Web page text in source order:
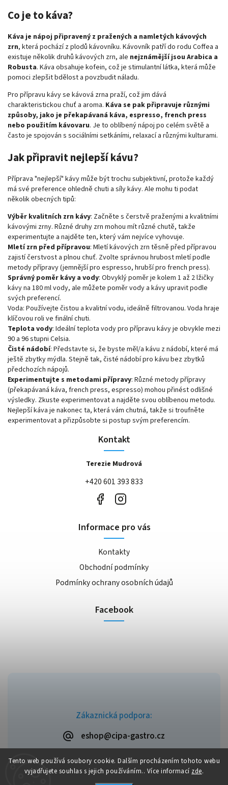
Tento web používá soubory cookie. Dalším procházením tohoto webu
vyjadřujete souhlas s jejich používáním.. Více informací zde.
Co je to káva?
Káva je nápoj připravený z pražených a namletých kávových
zrn, která pochází z plodů kávovníku. Kávovník patří do rodu Coffea a
existuje několik druhů kávových zrn, ale nejznámější jsou Arabica a
Robusta. Káva obsahuje kofein, což je stimulantní látka, která může
pomoci zlepšit bdělost a povzbudit náladu.
Pro přípravu kávy se kávová zrna praží, což jim dává
charakteristickou chuť a aroma. Káva se pak připravuje různými
způsoby, jako je překapávaná káva, espresso, french press
nebo použitím kávovaru. Je to oblíbený nápoj po celém světě a
často je spojován s sociálními setkáními, relaxací a různými kulturami.
Jak připravit nejlepší kávu?
Příprava "nejlepší" kávy může být trochu subjektivní, protože každý
má své preference ohledně chuti a síly kávy. Ale mohu ti podat
několik obecných tipů:
Výběr kvalitních zrn kávy: Začněte s čerstvě praženými a kvalitními
kávovými zrny. Různé druhy zrn mohou mít různé chutě, takže
experimentujte a najděte ten, který vám nejvíce vyhovuje.
Mletí zrn před přípravou: Mletí kávových zrn těsně před přípravou
zajistí čerstvost a plnou chuť. Zvolte správnou hrubost mletí podle
metody přípravy (jemnější pro espresso, hrubší pro french press).
Správný poměr kávy a vody: Obvyklý poměr je kolem 1 až 2 lžičky
kávy na 180 ml vody, ale můžete poměr vody a kávy upravit podle
svých preferencí.
Voda: Používejte čistou a kvalitní vodu, ideálně filtrovanou. Voda hraje
klíčovou roli ve finální chuti.
Teplota vody: Ideální teplota vody pro přípravu kávy je obvykle mezi
90 a 96 stupni Celsia.
Čisté nádobí: Představte si, že byste měl/a kávu z nádobí, které má
ještě zbytky mýdla. Stejně tak, čisté nádobí pro kávu bez zbytků
předchozích nápojů.
Experimentujte s metodami přípravy: Různé metody přípravy
(překapávaná káva, french press, espresso) mohou přinést odlišné
výsledky. Zkuste experimentovat a najděte svou oblíbenou metodu.
Nejlepší káva je nakonec ta, která vám chutná, takže si troufněte
experimentovat a přizpůsobte si postup svým preferencím.
Zákaznická podpora:
eshop@cipa-gastro.cz
Kontakt
Terezie Mudrová
+420 601 393 833
Informace pro vás
Kontakty
Obchodní podmínky
Podmínky ochrany osobních údajů
Facebook